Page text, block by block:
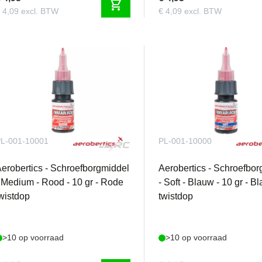
4,09 excl. BTW shopping_cart € 4,09 excl. BTW
001-10001
- Schroefborgmiddel
- Rood - 10 gr - Rode
>10 op voorraad
PL-001-10000
Aerobertics -
- Soft - Blauw - 10 gr -
twistdop
>10 op voorraad